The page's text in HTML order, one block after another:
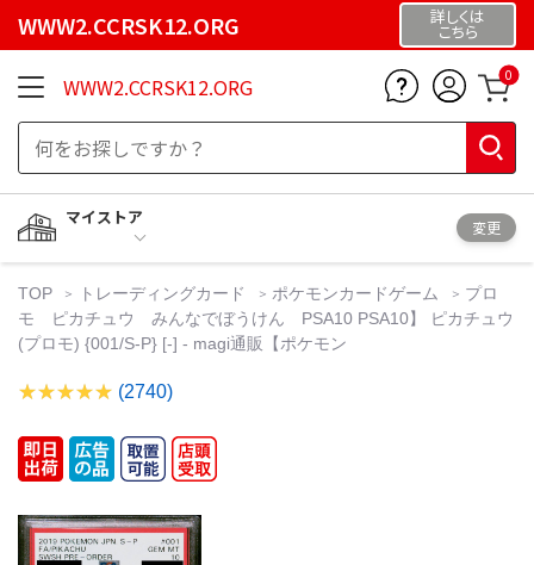
WWW2.CCRSK12.ORG 詳しくは
こちら
WWW2.CCRSK12.ORG 0
マイストア
変更
TOP トレーディングカード ポケモンカードゲーム
プロ
モ ピカチュウ みんなでぼうけん PSA10 PSA10】 ピカチュウ
(プロモ) {001/S-P} [-] - magi通販【ポケモン
(2740)